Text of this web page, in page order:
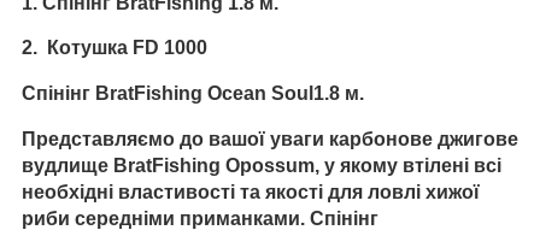
2. Котушка FD 1000
Спінінг BratFishing Ocean Soul1.8 м.
Представляємо до вашої уваги карбонове джигове
вудлище BratFishing Opossum, у якому втілені всі
необхідні властивості та якості для ловлі хижої
риби середніми приманками. Спінінг